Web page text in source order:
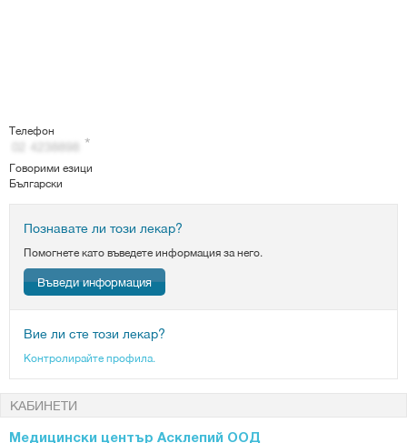
Телефон
Говорими езици
Български
Познавате ли този лекар?
Помогнете като въведете информация за него.
Въведи информация
Вие ли сте този лекар?
Контролирайте профила.
КАБИНЕТИ
Медицински център Асклепий ООД